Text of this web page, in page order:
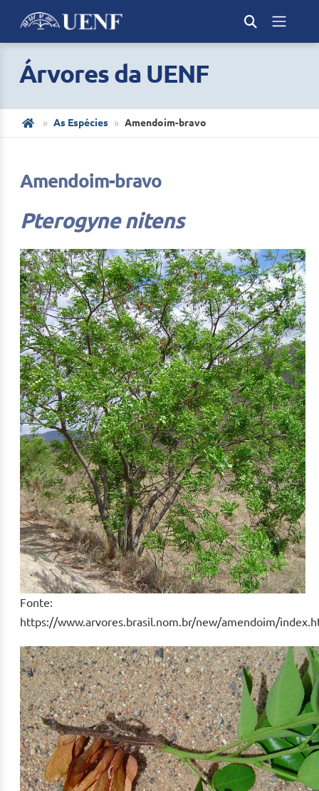
Árvores da UENF
As Espécies Amendoim-bravo
Amendoim-bravo
Pterogyne nitens
Fonte:
https://www.arvores.brasil.nom.br/new/amendoim/